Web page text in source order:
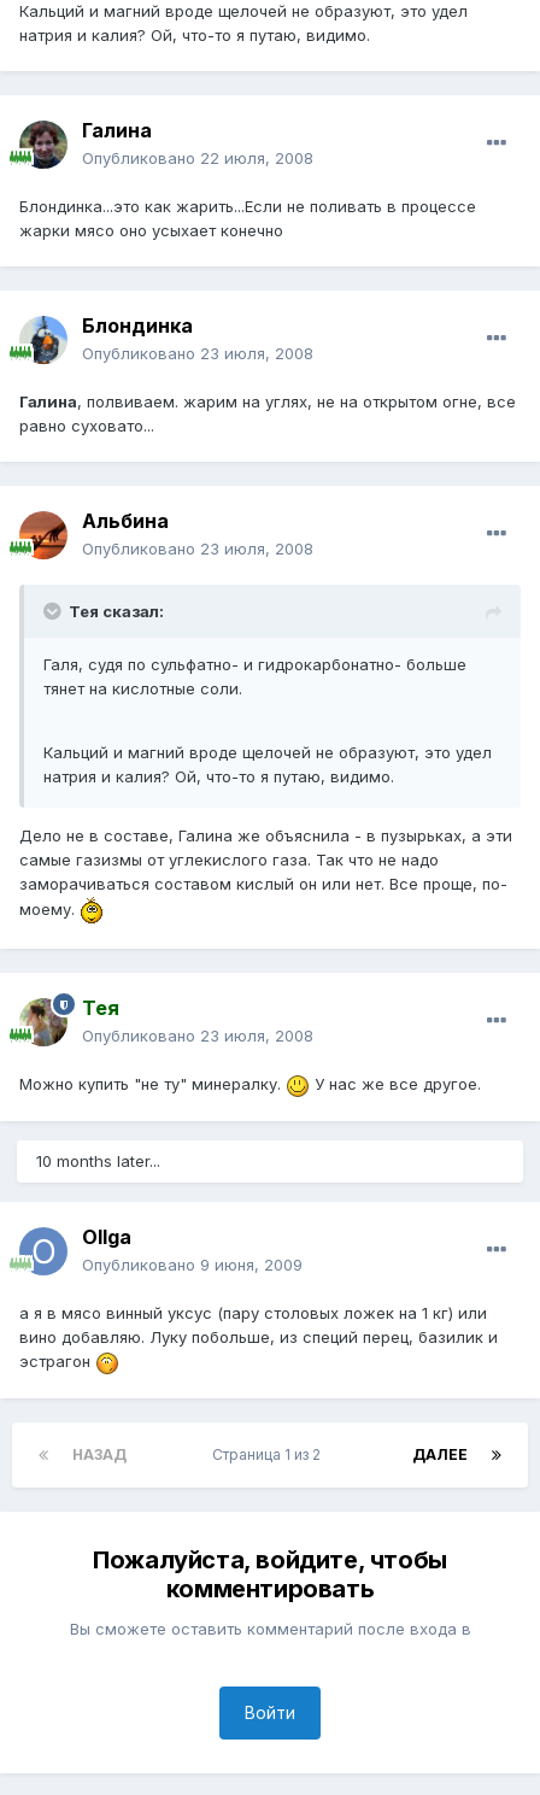
Кальций и магний вроде щелочей не образуют, это удел
натрия и калия? Ой, что-то я путаю, видимо.
Галина
Опубликовано 22 июля, 2008
Блондинка...это как жарить...Если не поливать в процессе
жарки мясо оно усыхает конечно
Блондинка
Опубликовано 23 июля, 2008
Галина, полвиваем. жарим на углях, не на открытом огне, все
равно суховато...
Альбина
Опубликовано 23 июля, 2008
Тея сказал:
Галя, судя по сульфатно- и гидрокарбонатно- больше
тянет на кислотные соли.
Кальций и магний вроде щелочей не образуют, это удел
натрия и калия? Ой, что-то я путаю, видимо.
Дело не в составе, Галина же объяснила - в пузырьках, а эти
самые газизмы от углекислого газа. Так что не надо
заморачиваться составом кислый он или нет. Все проще, по-
моему.
Тея
Опубликовано 23 июля, 2008
Можно купить "не ту" минералку. У нас же все другое.
10 months later...
Ollga
Опубликовано 9 июня, 2009
а я в мясо винный уксус (пару столовых ложек на 1 кг) или
вино добавляю. Луку побольше, из специй перец, базилик и
эстрагон
НАЗАД ДАЛЕЕ
Страница 1 из 2
Пожалуйста, войдите, чтобы
комментировать
Вы сможете оставить комментарий после входа в
Войти